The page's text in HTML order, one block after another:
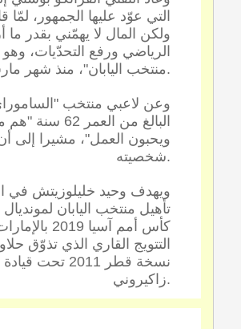
التي عوّد عليها الجمهور،
ولكن المال لا يهمّني بقدر
الرياضي ورفع التحدّيات،
منتخب اليابان"، منذ شهر مارس الماضي.
وعن لاعبي منتخب
البالغ من
ويحبون العمل"، مشيرا إلى
شخصيته.
ويهدف وحيد خليلوزيتش في
كأس أمم آسيا
نسخة قطر 2011
زاكيروني.